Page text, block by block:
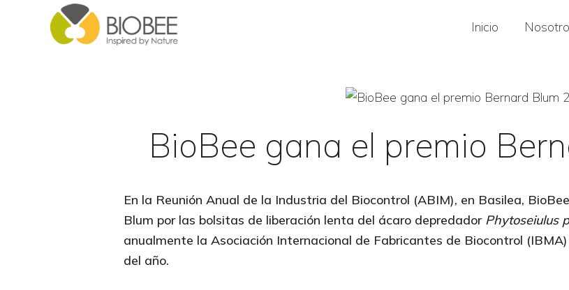
Inicio
BioBee gana el premio
En la Reunión Anual de la Industria del Biocontrol (ABIM), en Basilea,
Blum por las bolsitas de liberación lenta del ácaro depredador Phytoseiulus
anualmente la Asociación Internacional de Fabricantes de Biocontrol
del año.